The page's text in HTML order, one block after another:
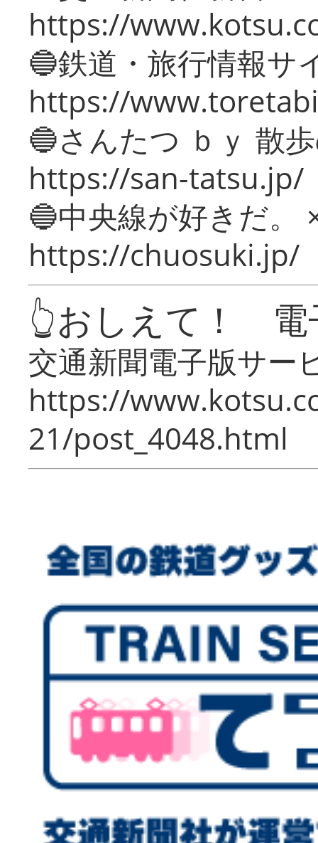
https://
🔵鉄道・旅行情報サ
https://
🔵さんたつ ｂｙ 散
https://san-tatsu.jp/
🔵中央線が好きだ。
https://chuosuki.jp/
👆おしえて！ 電
交通新聞電子版サー
https://
21/post_4048.html